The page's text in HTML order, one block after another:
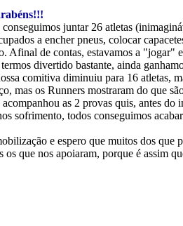
conseguimos juntar 26 atletas
a encher pneus, colocar
Afinal de contas, estavamos a "jogar"
divertido bastante, ainda
comitiva diminuiu para 16 atletas,
mas os Runners mostraram do que
as 2 provas quis, antes
sofrimento, todos conseguimos
e espero que muitos dos
que nos apoiaram, porque é assim